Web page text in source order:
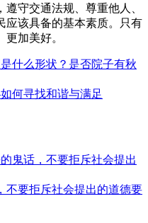
守交通法规、尊重他人、
应该具备的基本素质。只有
加美好。​
什么形状？是否院子有秋
何寻找和谐与满足
不要拒斥社会提出的道德要